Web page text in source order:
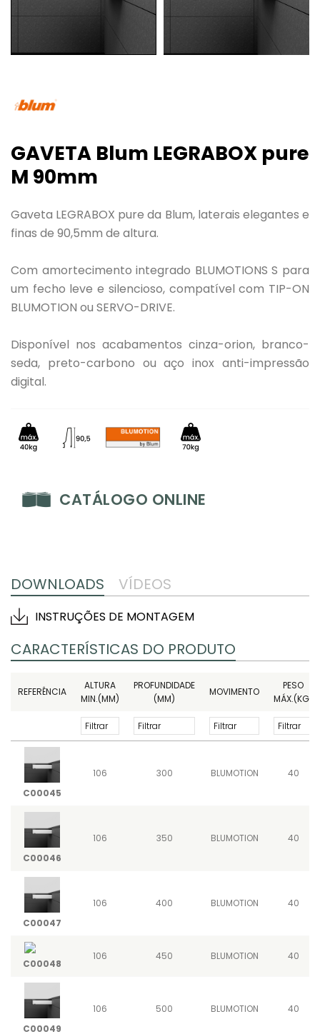
GAVETA Blum LEGRABOX pure
M 90mm
Gaveta LEGRABOX pure da Blum, laterais elegantes e
finas de 90,5mm de altura.
Com amortecimento integrado BLUMOTIONS S para
um fecho leve e silencioso, compatível com TIP-ON
BLUMOTION ou SERVO-DRIVE.
Disponível nos acabamentos cinza-orion, branco-
seda, preto-carbono ou aço inox anti-impressão
digital.
CATÁLOGO ONLINE
DOWNLOADS VÍDEOS
INSTRUÇÕES DE MONTAGEM
CARACTERÍSTICAS DO PRODUTO
REFERÊNCIA
ALTURA
MIN.(MM)
PROFUNDIDADE
(MM)
MOVIMENTO
PESO
MÁX.(KG)
C00045
106 300 BLUMOTION 40
C00046
106 350 BLUMOTION 40
C00047
106 400 BLUMOTION 40
C00048
106 450 BLUMOTION 40
C00049
106 500 BLUMOTION 40